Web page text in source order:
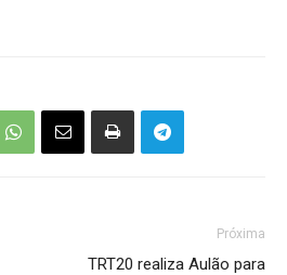
Próxima
TRT20 realiza Aulão para